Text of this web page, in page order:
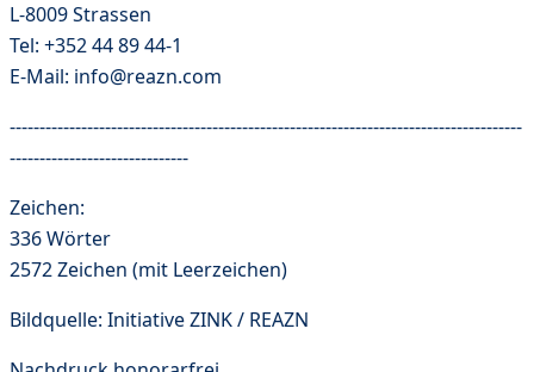
L-8009 Strassen
Tel: +352 44 89 44-1
E-Mail: info@reazn.com
--------------------------------------------------------------------------------------
------------------------------
Zeichen:
336 Wörter
2572 Zeichen (mit Leerzeichen)
Bildquelle: Initiative ZINK / REAZN